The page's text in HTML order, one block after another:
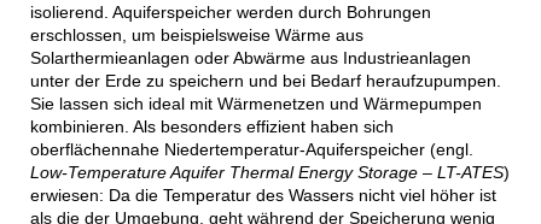
isolierend. Aquiferspeicher werden durch Bohrungen
erschlossen, um beispielsweise Wärme aus
Solarthermieanlagen oder Abwärme aus Industrieanlagen
unter der Erde zu speichern und bei Bedarf heraufzupumpen.
Sie lassen sich ideal mit Wärmenetzen und Wärmepumpen
kombinieren. Als besonders effizient haben sich
oberflächennahe Niedertemperatur-Aquiferspeicher (engl.
Low-Temperature Aquifer Thermal Energy Storage – LT-ATES)
erwiesen: Da die Temperatur des Wassers nicht viel höher ist
als die der Umgebung, geht während der Speicherung wenig